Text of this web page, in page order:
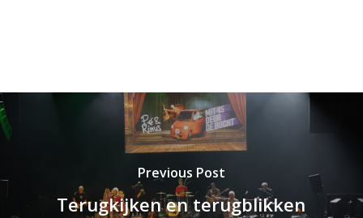
Previous Post
Terugkijken en terugblikken